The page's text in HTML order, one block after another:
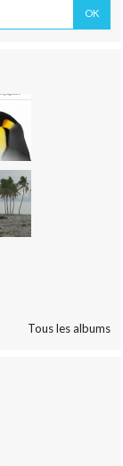
Tous les albums